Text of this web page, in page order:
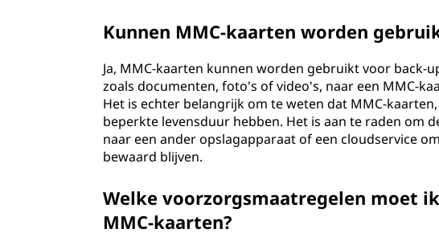
Kunnen MMC-kaarten worden
Ja, MMC-kaarten kunnen worden gebruikt voor back-
zoals documenten, foto's of video's, naar een MMC-
Het is echter belangrijk om te weten dat MMC-
beperkte levensduur hebben. Het is aan te raden om
naar een ander opslagapparaat of een cloudservice
bewaard blijven.
Welke voorzorgsmaatregelen moet
MMC-kaarten?